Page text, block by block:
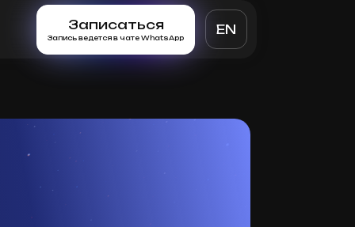
Записаться
Запись ведется в чате WhatsApp
EN